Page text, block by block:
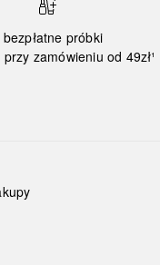
bezpłatne próbki
zamówieniu od 49zł¹